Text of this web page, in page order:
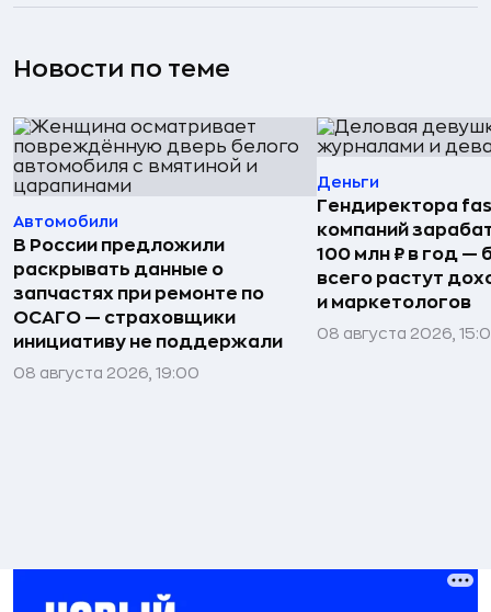
Новости по теме
Автомобили
В России предложили
раскрывать данные о
запчастях при ремонте по
ОСАГО — страховщики
инициативу не поддержали
08 августа 2026, 19:00
Деньги
Гендиректора
компаний
100 млн ₽ в год —
всего растут
и маркетологов
08 августа 2026,